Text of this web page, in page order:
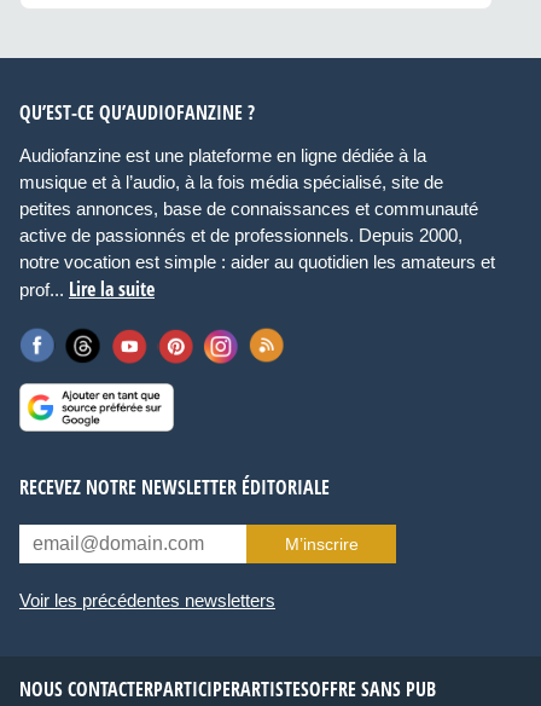
QU’EST-CE QU’AUDIOFANZINE ?
Audiofanzine est une plateforme en ligne dédiée à la
musique et à l’audio, à la fois média spécialisé, site de
petites annonces, base de connaissances et communauté
active de passionnés et de professionnels. Depuis 2000,
notre vocation est simple : aider au quotidien les amateurs et
prof... Lire la suite
RECEVEZ NOTRE NEWSLETTER ÉDITORIALE
M’inscrire
Voir les précédentes newsletters
NOUS CONTACTERPARTICIPERARTISTESOFFRE SANS PUB